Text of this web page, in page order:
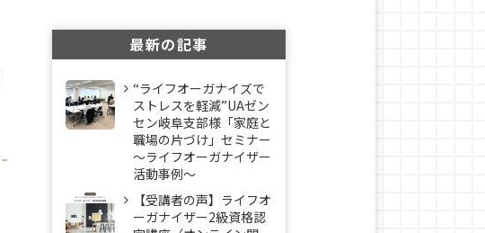
最新の記事
“ライフオーガナイズで
ストレスを軽減”UAゼン
セン岐阜支部様「家庭と
職場の片づけ」セミナー
～ライフオーガナイザー
活動事例〜
【受講者の声】ライフオ
ーガナイザー2級資格認